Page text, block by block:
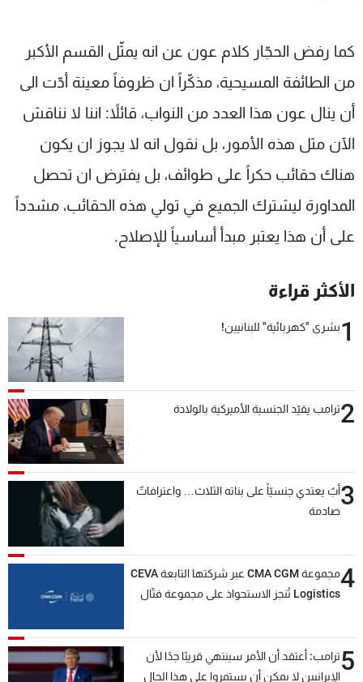
كما رفض الحجّار كلام عون عن انه يمثّل القسم الأكبر
من الطائفة المسيحية، مذكّراً ان ظروفاً معينة أدّت الى
أن ينال عون هذا العدد من النواب، قائلاً: اننا لا نناقش
الآن مثل هذه الأمور، بل نقول انه لا يجوز ان يكون
هناك حقائب حكراً على طوائف، بل يفترض ان تحصل
المداورة ليشترك الجميع في تولي هذه الحقائب، مشدداً
على أن هذا يعتبر مبدأ أساسياً للإصلاح.
الأكثر قراءة
1بشرى "كهربائية" للبنانيين!
2ترامب يقيّد الجنسية الأميركية بالولادة
3أبٌ يعتدي جنسيّاً على بناته الثلاث… واعترافاتٌ
صادمة
4
مجموعة CMA CGM عبر شركتها التابعة CEVA
Logistics تُنجز الاستحواذ على مجموعة فتّال
5ترامب: أعتقد أن الأمر سينتهي قريبًا جدًا لأن
الإيرانيين لا يمكن أن يستمروا على هذا الحال